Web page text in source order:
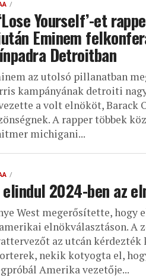
Yourself’-et
Eminem
Detroitban
az utolsó pillanatban
kampányának detroiti
a volt elnököt, Barack
A rapper többek
michigani...
elindul 2024-ben az
West megerősítette, hogy
elnökválasztáson. A
az utcán kérdezték
nekik kotyogta el,
Amerika vezetője...